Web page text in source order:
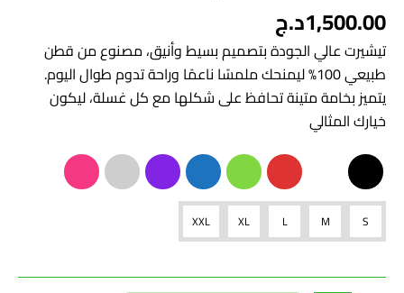
1,500.00د.ج
تيشيرت عالي الجودة بتصميم بسيط وأنيق، مصنوع من قطن
طبيعي 100% ليمنحك ملمسًا ناعمًا وراحة تدوم طوال اليوم.
يتميز بخامة متينة تحافظ على شكلها مع كل غسلة، ليكون
خيارك المثالي
S
M
L
XL
XXL